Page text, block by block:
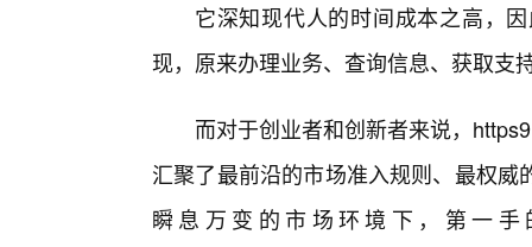
它深知现代人的时间成本之高，
现，原来办理业务、查询信息、获取支
而对于创业者和创新者来说，
汇聚了最前沿的市场准入规则、最权
瞬息万变的市场环境下，第一